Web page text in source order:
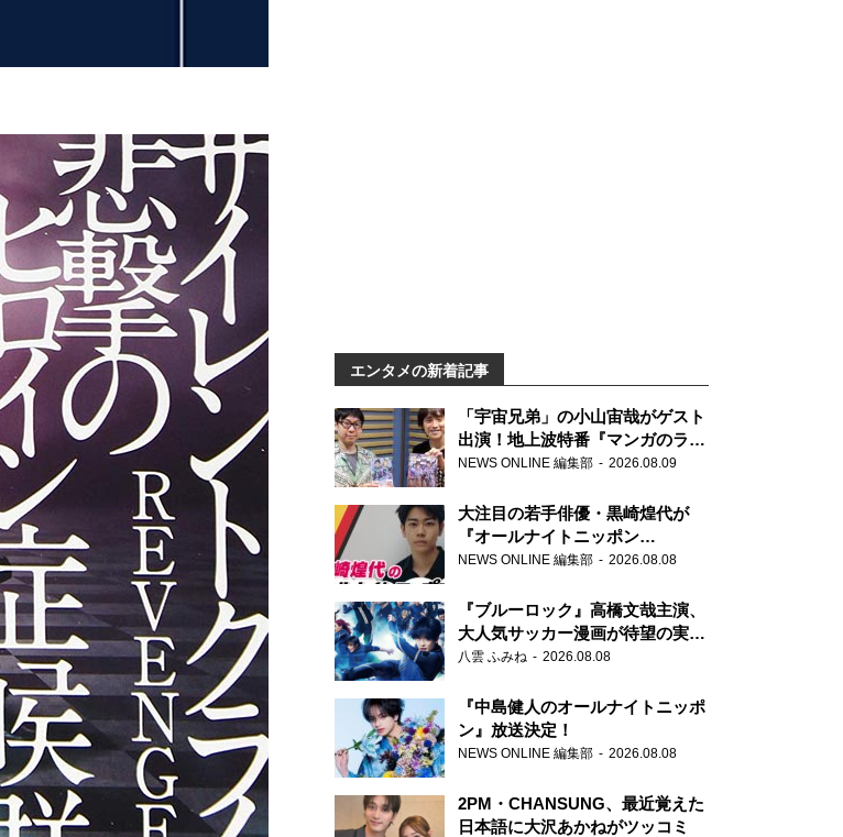
エンタメの新着記事
「宇宙兄弟」の小山宙哉がゲスト
出演！地上波特番『マンガのラジ
オ 宇宙兄弟スペシャル 』
NEWS ONLINE 編集部 2026.08.09
大注目の若手俳優・黒崎煌代が
『オールナイトニッポン
0(ZERO)』に初登場「今からとて
NEWS ONLINE 編集部 2026.08.08
『ブルーロック』高橋文哉主演、
大人気サッカー漫画が待望の実写
映画に
八雲 ふみね 2026.08.08
『中島健人のオールナイトニッポ
ン』放送決定！
NEWS ONLINE 編集部 2026.08.08
2PM・CHANSUNG、最近覚えた
日本語に大沢あかねがツッコミ